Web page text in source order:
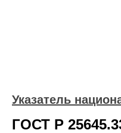
Указатель
ГОСТ Р